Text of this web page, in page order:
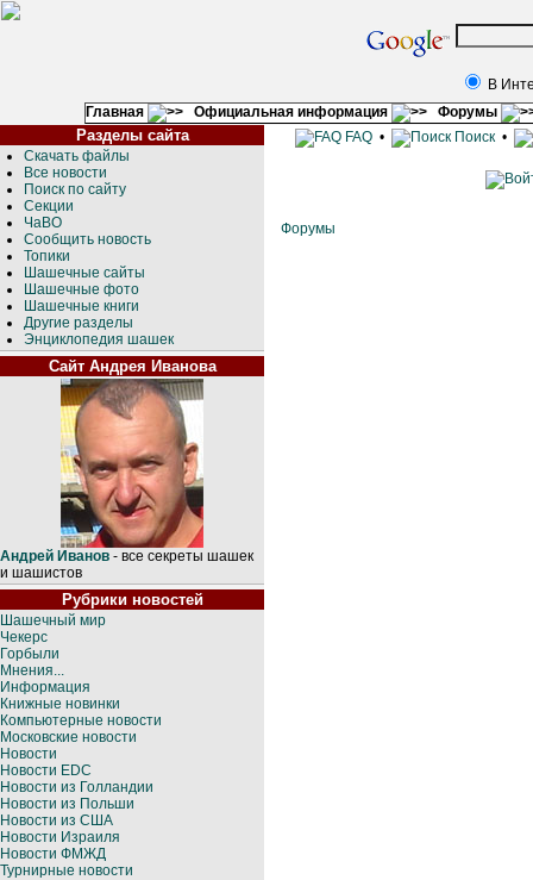
В
Главная
Официальная информация Форумы
Разделы сайта
Скачать файлы
Все новости
Поиск по сайту
Секции
ЧаВО
Сообщить новость
Топики
Шашечные сайты
Шашечные фото
Шашечные книги
Другие разделы
Энциклопедия шашек
Сайт Андрея Иванова
Андрей Иванов - все секреты шашек
и шашистов
Рубрики новостей
Шашечный мир
Чекерс
Горбыли
Мнения...
Информация
Книжные новинки
Компьютерные новости
Московские новости
Новости
Новости EDC
Новости из Голландии
Новости из Польши
Новости из США
Новости Израиля
Новости ФМЖД
Турнирные новости
FAQ• Поиск•
Форумы